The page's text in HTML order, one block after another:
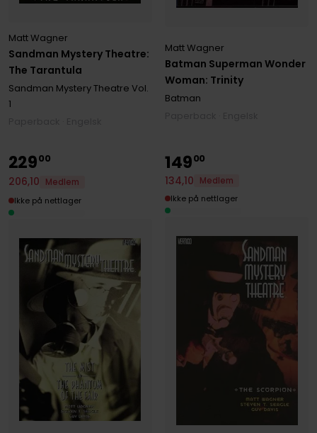
Sandman Mystery Theatre:
The Tarantula
Matt Wagner
Sandman Mystery Theatre Vol.
1
Batman Superman Wonder
Woman: Trinity
Matt Wagner
Batman
22900
206,10
Medlem
Ikke på nettlager
14900
134,10
Medlem
Ikke på nettlager